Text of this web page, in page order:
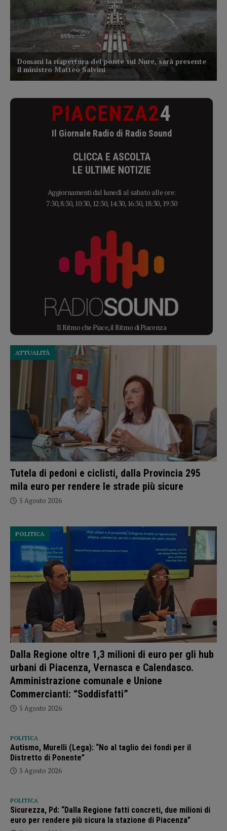
PIACENZA24
Il Giornale Radio di Radio Sound
CLICCA E ASCOLTA
LE ULTIME NOTIZIE
Aggiornamenti dal lunedì al sabato alle ore:
7:30, 8:30, 10:30, 12:30, 14:30, 16:30, 18:30, 19:30
Il Ritmo che Piace, il Ritmo di Piacenza
Tutela di pedoni e ciclisti, dalla Provincia 295
mila euro per rendere le strade più sicure
ATTUALITÀ
5 Agosto 2026
Dalla Regione oltre 1,3 milioni di euro per gli hub
urbani di Piacenza, Vernasca e Calendasco.
Amministrazione comunale e Unione
Commercianti: “Soddisfatti”
POLITICA
5 Agosto 2026
POLITICA
Autismo, Murelli (Lega): “No al taglio dei fondi per il
Distretto di Ponente”
5 Agosto 2026
POLITICA
Sicurezza, Pd: “Dalla Regione fatti concreti, due milioni di
euro per rendere più sicura la stazione di Piacenza”